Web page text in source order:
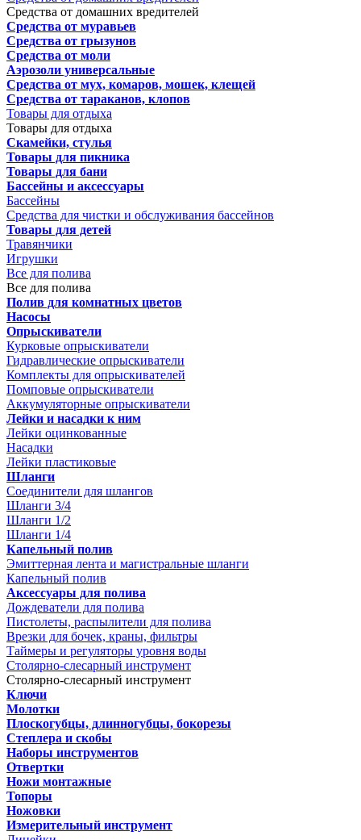
Средства от домашних вредителей
Средства от муравьев
Средства от грызунов
Средства от моли
Аэрозоли универсальные
Средства от мух, комаров, мошек, клещей
Средства от тараканов, клопов
Товары для отдыха
Товары для отдыха
Скамейки, стулья
Товары для пикника
Товары для бани
Бассейны и аксессуары
Бассейны
Средства для чистки и обслуживания бассейнов
Товары для детей
Травянчики
Игрушки
Все для полива
Все для полива
Полив для комнатных цветов
Насосы
Опрыскиватели
Курковые опрыскиватели
Гидравлические опрыскиватели
Комплекты для опрыскивателей
Помповые опрыскиватели
Аккумуляторные опрыскиватели
Лейки и насадки к ним
Лейки оцинкованные
Насадки
Лейки пластиковые
Шланги
Соединители для шлангов
Шланги 3/4
Шланги 1/2
Шланги 1/4
Капельный полив
Эмиттерная лента и магистральные шланги
Капельный полив
Аксессуары для полива
Дождеватели для полива
Пистолеты, распылители для полива
Врезки для бочек, краны, фильтры
Таймеры и регуляторы уровня воды
Столярно-слесарный инструмент
Столярно-слесарный инструмент
Ключи
Молотки
Плоскогубцы, длинногубцы, бокорезы
Степлера и скобы
Наборы инструментов
Отвертки
Ножи монтажные
Топоры
Ножовки
Измерительный инструмент